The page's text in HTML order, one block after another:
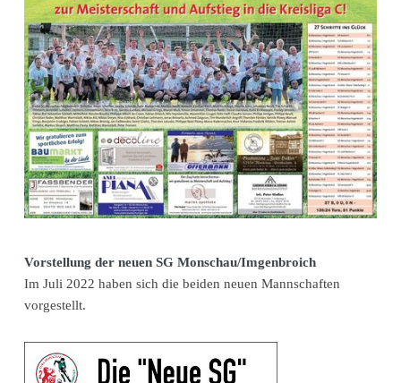
Vorstellung der neuen SG Monschau/Imgenbroich
Im Juli 2022 haben sich die beiden neuen Mannschaften
vorgestellt.